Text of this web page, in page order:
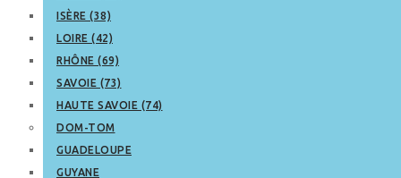
ISÈRE (38)
LOIRE (42)
RHÔNE (69)
SAVOIE (73)
HAUTE SAVOIE (74)
DOM-TOM
GUADELOUPE
GUYANE